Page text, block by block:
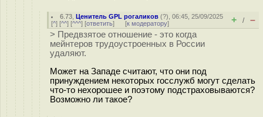
6.73 ,Ценитель GPL рогаликов (?), 06:45, 25/09/2025
[^] [^^] [^^^] [ответить] [к модератору] + / –
> Предвзятое отношение - это когда
мейнтеров трудоустроенных в России
удаляют.
Может на Западе считают, что они под
принуждением некоторых госслужб могут сделать
что-то нехорошее и поэтому подстраховываются?
Возможно ли такое?